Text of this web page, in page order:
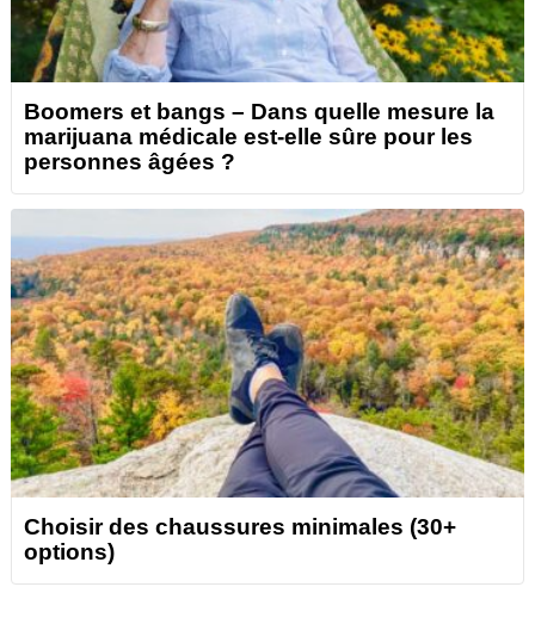
Boomers et bangs – Dans quelle mesure la
marijuana médicale est-elle sûre pour les
personnes âgées ?
Choisir des chaussures minimales (30+
options)